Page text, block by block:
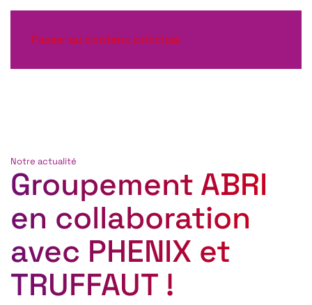
Passer au contenu principal
Notre actualité
Groupement ABRI
en collaboration
avec PHENIX et
TRUFFAUT !